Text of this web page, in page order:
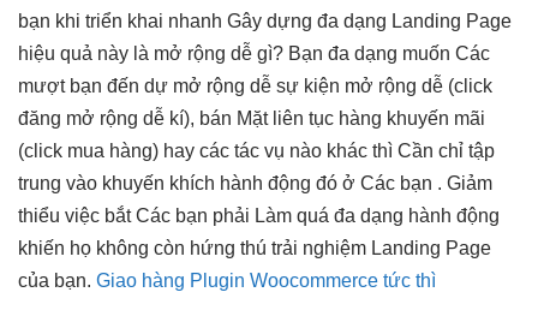
bạn khi triển khai nhanh Gây dựng đa dạng Landing Page
hiệu quả này là mở rộng dễ gì? Bạn đa dạng muốn Các
mượtbạn đến dự mở rộng dễ sự kiện mở rộng dễ (click
đăng mở rộng dễ kí), bán Mặt liên tục hàng khuyến mãi
(click mua hàng) hay các tác vụ nào khác thì Cần chỉ tập
trung vào khuyến khích hành động đó ở Các bạn . Giảm
thiểu việc bắt Các bạn phải Làm quá đa dạng hành động
khiến họ không còn hứng thú trải nghiệm Landing Page
của bạn. Giao hàng Plugin Woocommerce tức thì